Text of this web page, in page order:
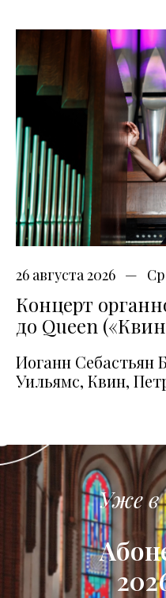
26 августа 2026
Концерт
до Queen
Иоганн Себастьян
Уильямс, Квин,
Уже в